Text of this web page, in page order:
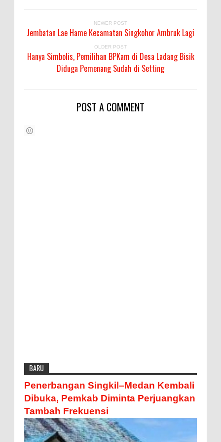
NEWER POST
Jembatan Lae Hame Kecamatan Singkohor Ambruk Lagi
OLDER POST
Hanya Simbolis, Pemilihan BPKam di Desa Ladang Bisik
Diduga Pemenang Sudah di Setting
POST A COMMENT
BARU
Penerbangan Singkil–Medan Kembali
Dibuka, Pemkab Diminta Perjuangkan
Tambah Frekuensi